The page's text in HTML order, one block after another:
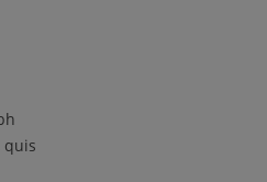
quis